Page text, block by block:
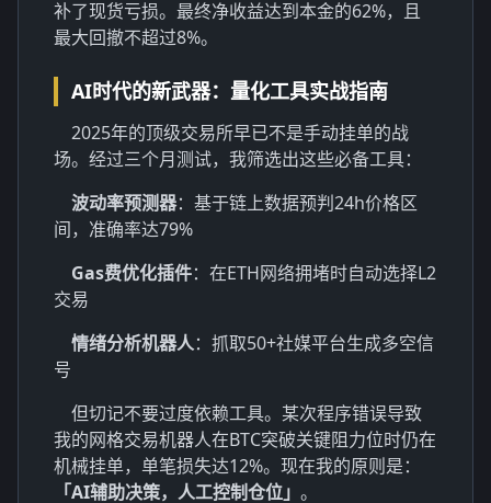
补了现货亏损。最终净收益达到本金的62%，且
最大回撤不超过8%。
AI时代的新武器：量化工具实战指南
2025年的顶级交易所早已不是手动挂单的战
场。经过三个月测试，我筛选出这些必备工具：
波动率预测器：基于链上数据预判24h价格区
间，准确率达79%
Gas费优化插件：在ETH网络拥堵时自动选择L2
交易
情绪分析机器人：抓取50+社媒平台生成多空信
号
但切记不要过度依赖工具。某次程序错误导致
我的网格交易机器人在BTC突破关键阻力位时仍在
机械挂单，单笔损失达12%。现在我的原则是：
「AI辅助决策，人工控制仓位」 。